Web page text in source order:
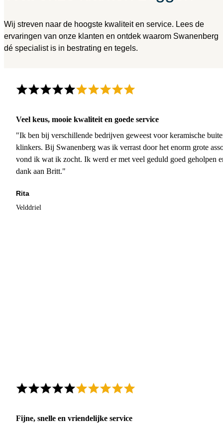
Wij streven naar de hoogste kwaliteit en service. Lees de
ervaringen van onze klanten en ontdek waarom Swanenberg
dé specialist is in bestrating en tegels.
Veel keus, mooie kwaliteit en goede service
"Ik ben bij verschillende bedrijven geweest voor keramische
klinkers. Bij Swanenberg was ik verrast door het enorm grote
vond ik wat ik zocht. Ik werd er met veel geduld goed geholpen
dank aan Britt."
Rita
Velddriel
Fijne, snelle en vriendelijke service